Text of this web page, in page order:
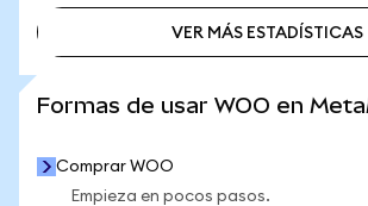
VER MÁS ESTADÍSTICAS
Formas de usar WOO en
Comprar WOO
Empieza en pocos pasos.